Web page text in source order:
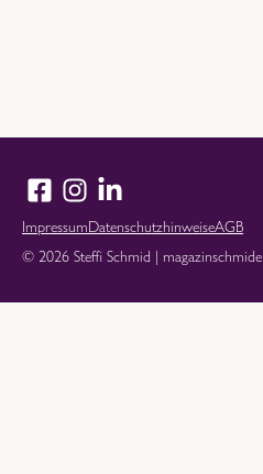
© 2026 Steffi Schmid | magazinschmide
ImpressumDatenschutzhinweiseAGB